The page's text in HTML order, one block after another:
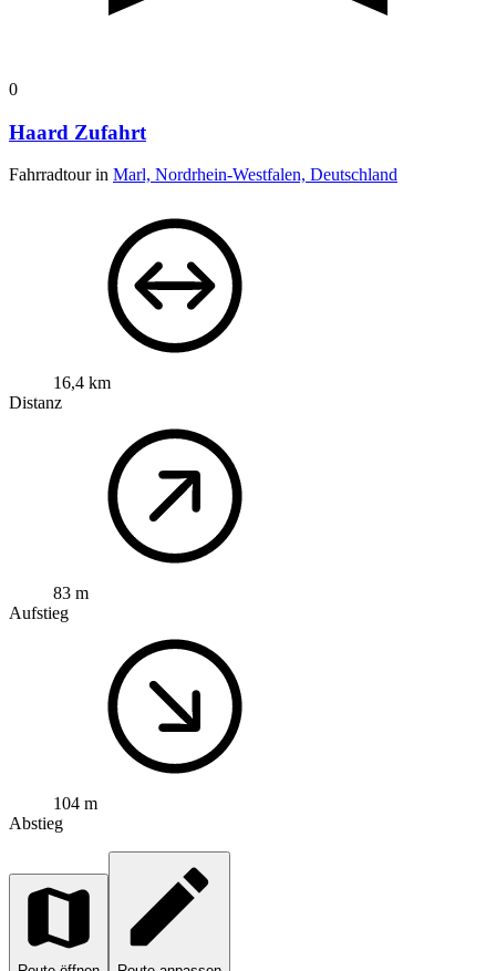
0
Haard Zufahrt
Fahrradtour in Marl, Nordrhein-Westfalen, Deutschland
16,4 km
Distanz
83 m
Aufstieg
104 m
Abstieg